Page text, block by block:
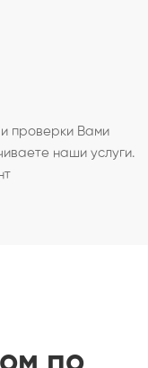
и проверки Вами
наши услуги.